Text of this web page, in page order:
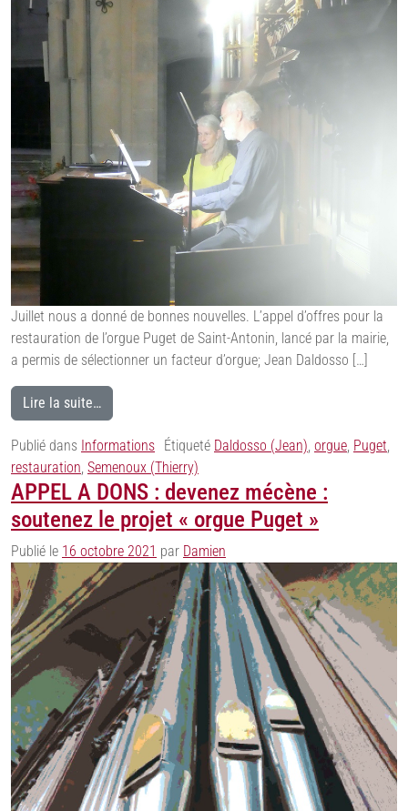
Juillet nous a donné de bonnes nouvelles. L’appel d’offres pour la
restauration de l’orgue Puget de Saint-Antonin, lancé par la mairie,
a permis de sélectionner un facteur d’orgue; Jean Daldosso […]
Lire la suite…
Publié dans Informations Étiqueté Daldosso (Jean) orgue Puget
restauration Semenoux (Thierry)
APPEL A DONS : devenez mécène :
soutenez le projet « orgue Puget »
Publié le 16 octobre 2021 par Damien